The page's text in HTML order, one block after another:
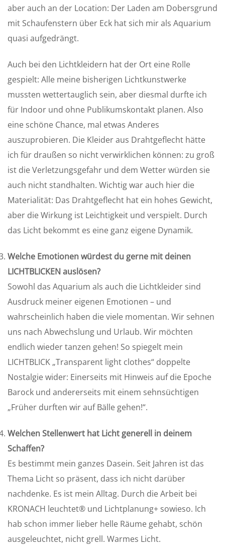
aber auch an der Location: Der Laden am Dobersgrund
mit Schaufenstern über Eck hat sich mir als Aquarium
quasi aufgedrängt.
Auch bei den Lichtkleidern hat der Ort eine Rolle
gespielt: Alle meine bisherigen Lichtkunstwerke
mussten wettertauglich sein, aber diesmal durfte ich
für Indoor und ohne Publikumskontakt planen. Also
eine schöne Chance, mal etwas Anderes
auszuprobieren. Die Kleider aus Drahtgeflecht hätte
ich für draußen so nicht verwirklichen können: zu groß
ist die Verletzungsgefahr und dem Wetter würden sie
auch nicht standhalten. Wichtig war auch hier die
Materialität: Das Drahtgeflecht hat ein hohes Gewicht,
aber die Wirkung ist Leichtigkeit und verspielt. Durch
das Licht bekommt es eine ganz eigene Dynamik.
Welche Emotionen würdest du gerne mit deinen
LICHTBLICKEN auslösen?
Sowohl das Aquarium als auch die Lichtkleider sind
Ausdruck meiner eigenen Emotionen – und
wahrscheinlich haben die viele momentan. Wir sehnen
uns nach Abwechslung und Urlaub. Wir möchten
endlich wieder tanzen gehen! So spiegelt mein
LICHTBLICK „Transparent light clothes“ doppelte
Nostalgie wider: Einerseits mit Hinweis auf die Epoche
Barock und andererseits mit einem sehnsüchtigen
„Früher durften wir auf Bälle gehen!“.
Welchen Stellenwert hat Licht generell in deinem
Schaffen?
Es bestimmt mein ganzes Dasein. Seit Jahren ist das
Thema Licht so präsent, dass ich nicht darüber
nachdenke. Es ist mein Alltag. Durch die Arbeit bei
KRONACH leuchtet® und Lichtplanung+ sowieso. Ich
hab schon immer lieber helle Räume gehabt, schön
ausgeleuchtet, nicht grell. Warmes Licht.